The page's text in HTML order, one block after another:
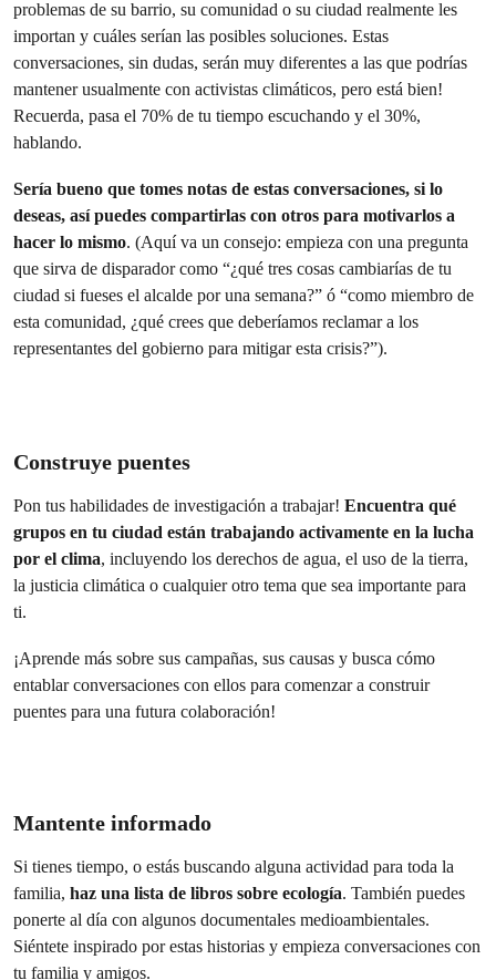
problemas de su barrio, su comunidad o su ciudad realmente les
importan y cuáles serían las posibles soluciones. Estas
conversaciones, sin dudas, serán muy diferentes a las que podrías
mantener usualmente con activistas climáticos, pero está bien!
Recuerda, pasa el 70% de tu tiempo escuchando y el 30%,
hablando.
Sería bueno que tomes notas de estas conversaciones, si lo
deseas, así puedes compartirlas con otros para motivarlos a
hacer lo mismo. (Aquí va un consejo: empieza con una pregunta
que sirva de disparador como “¿qué tres cosas cambiarías de tu
ciudad si fueses el alcalde por una semana?” ó “como miembro de
esta comunidad, ¿qué crees que deberíamos reclamar a los
representantes del gobierno para mitigar esta crisis?”).
Construye puentes
Pon tus habilidades de investigación a trabajar! Encuentra qué
grupos en tu ciudad están trabajando activamente en la lucha
por el clima, incluyendo los derechos de agua, el uso de la tierra,
la justicia climática o cualquier otro tema que sea importante para
ti.
¡Aprende más sobre sus campañas, sus causas y busca cómo
entablar conversaciones con ellos para comenzar a construir
puentes para una futura colaboración!
Mantente informado
Si tienes tiempo, o estás buscando alguna actividad para toda la
familia, haz una lista de libros sobre ecología. También puedes
ponerte al día con algunos documentales medioambientales.
Siéntete inspirado por estas historias y empieza conversaciones con
tu familia y amigos.